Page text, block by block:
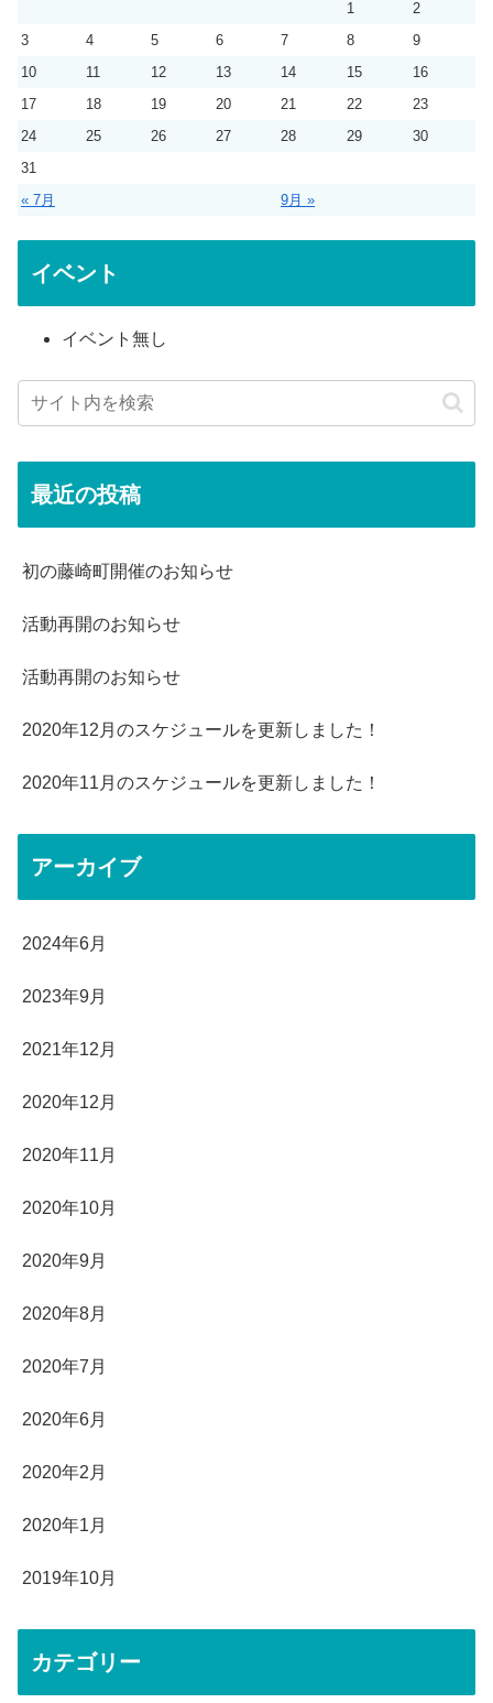
1
2
3
4 5 6 7 8
9
10
11 12 13 14 15
16
17
18 19 20 21 22
23
24
25 26 27 28 29
30
31
« 7月
9月 »
イベント
イベント無し
最近の投稿
初の藤崎町開催のお知らせ
活動再開のお知らせ
活動再開のお知らせ
2020年12月のスケジュールを更新しました！
2020年11月のスケジュールを更新しました！
アーカイブ
2024年6月
2023年9月
2021年12月
2020年12月
2020年11月
2020年10月
2020年9月
2020年8月
2020年7月
2020年6月
2020年2月
2020年1月
2019年10月
カテゴリー